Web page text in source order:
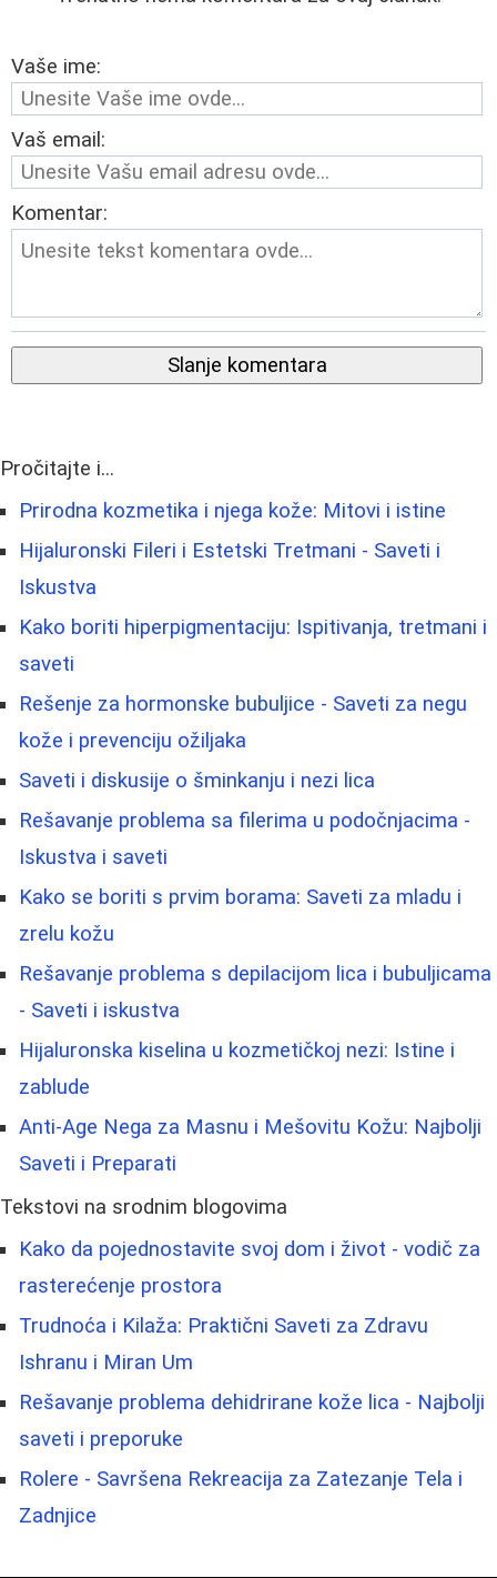
Vaše ime:
Vaš email:
Komentar:
Slanje komentara
Pročitajte i...
Prirodna kozmetika i njega kože: Mitovi i istine
Hijaluronski Fileri i Estetski Tretmani - Saveti i
Iskustva
Kako boriti hiperpigmentaciju: Ispitivanja, tretmani i
saveti
Rešenje za hormonske bubuljice - Saveti za negu
kože i prevenciju ožiljaka
Saveti i diskusije o šminkanju i nezi lica
Rešavanje problema sa filerima u podočnjacima -
Iskustva i saveti
Kako se boriti s prvim borama: Saveti za mladu i
zrelu kožu
Rešavanje problema s depilacijom lica i bubuljicama
- Saveti i iskustva
Hijaluronska kiselina u kozmetičkoj nezi: Istine i
zablude
Anti-Age Nega za Masnu i Mešovitu Kožu: Najbolji
Saveti i Preparati
Tekstovi na srodnim blogovima
Kako da pojednostavite svoj dom i život - vodič za
rasterećenje prostora
Trudnoća i Kilaža: Praktični Saveti za Zdravu
Ishranu i Miran Um
Rešavanje problema dehidrirane kože lica - Najbolji
saveti i preporuke
Rolere - Savršena Rekreacija za Zatezanje Tela i
Zadnjice